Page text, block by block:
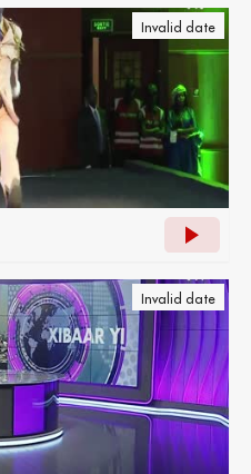
Invalid date
Invalid date